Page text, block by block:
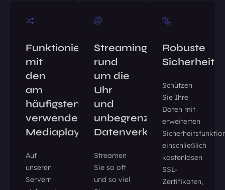
Funktioniert
mit
den
am
häufigsten
verwendeten
Mediaplayern
Auf
unseren
Servern
Streaming
rund
um die
Uhr
und
unbegrenzter
Datenverkehr
Streamen
Sie so oft
und so viel
Robuste
Sicherheit
Schützen
Sie Ihre
Daten mit
erweiterten
einschließlich
kostenlosen
SSL-
Zertifikaten,